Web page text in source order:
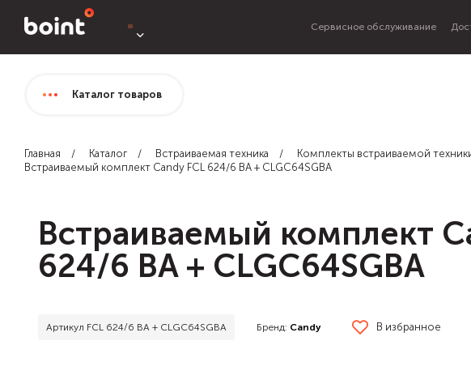
Сервисное обслуживание
Каталог товаров
Главная Каталог Встраиваемая техника Комплекты встраиваемой
Встраиваемый комплект Candy FCL 624/6 BA + CLGC64SGBA
Встраиваемый комплект
624/6 BA + CLGC64SGBA
Артикул FCL 624/6 BA + CLGC64SGBA Бренд: Candy В избранное